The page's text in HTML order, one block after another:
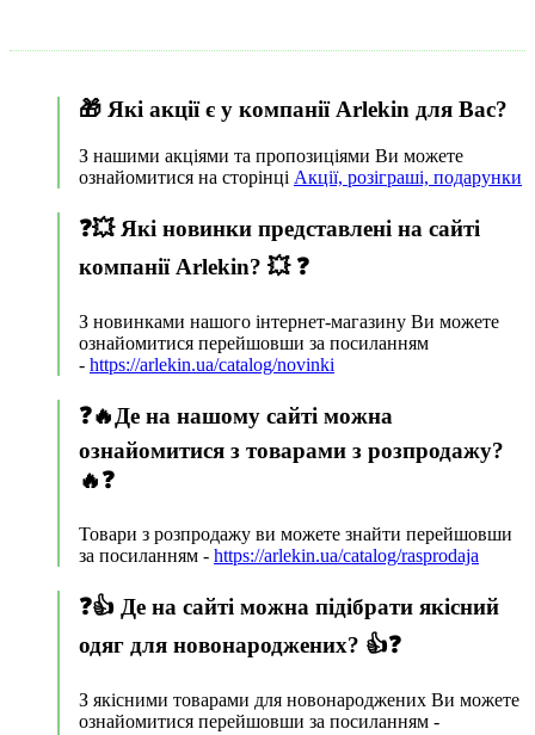
🎁 Які акції є у ​​компанії Arlekin для Вас?
З нашими акціями та пропозиціями Ви можете
ознайомитися на сторінці Акції, розіграші, подарунки
❓💥 Які новинки представлені на сайті
компанії Arlekin? 💥 ❓
З новинками нашого інтернет-магазину Ви можете
ознайомитися перейшовши за посиланням
- https://arlekin.ua/catalog/novinki
❓🔥Де на нашому сайті можна
ознайомитися з товарами з розпродажу?
🔥❓
Товари з розпродажу ви можете знайти перейшовши
за посиланням - https://arlekin.ua/catalog/rasprodaja
❓👍 Де на сайті можна підібрати якісний
одяг для новонароджених? 👍❓
З якісними товарами для новонароджених Ви можете
ознайомитися перейшовши за посиланням -